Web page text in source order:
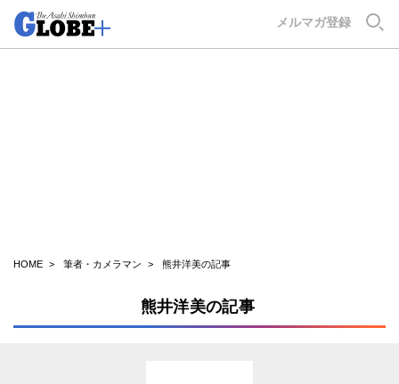
メルマガ登録
HOME 筆者・カメラマン 熊井洋美の記事
熊井洋美の記事